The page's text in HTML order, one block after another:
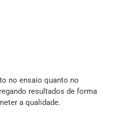
no ensaio quanto no
resultados de forma
a qualidade.